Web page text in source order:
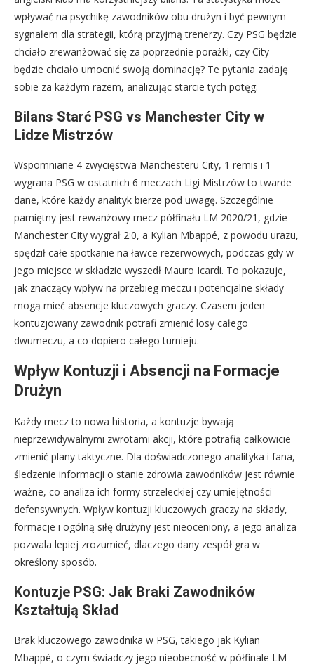
wpływać na psychikę zawodników obu drużyn i być pewnym
sygnałem dla strategii, którą przyjmą trenerzy. Czy PSG będzie
chciało zrewanżować się za poprzednie porażki, czy City
będzie chciało umocnić swoją dominację? Te pytania zadaję
sobie za każdym razem, analizując starcie tych potęg.
Bilans Starć PSG vs Manchester City w
Lidze Mistrzów
Wspomniane 4 zwycięstwa Manchesteru City, 1 remis i 1
wygrana PSG w ostatnich 6 meczach Ligi Mistrzów to twarde
dane, które każdy analityk bierze pod uwagę. Szczególnie
pamiętny jest rewanżowy mecz półfinału LM 2020/21, gdzie
Manchester City wygrał 2:0, a Kylian Mbappé, z powodu urazu,
spędził całe spotkanie na ławce rezerwowych, podczas gdy w
jego miejsce w składzie wyszedł Mauro Icardi. To pokazuje,
jak znaczący wpływ na przebieg meczu i potencjalne składy
mogą mieć absencje kluczowych graczy. Czasem jeden
kontuzjowany zawodnik potrafi zmienić losy całego
dwumeczu, a co dopiero całego turnieju.
Wpływ Kontuzji i Absencji na Formacje
Drużyn
Każdy mecz to nowa historia, a kontuzje bywają
nieprzewidywalnymi zwrotami akcji, które potrafią całkowicie
zmienić plany taktyczne. Dla doświadczonego analityka i fana,
śledzenie informacji o stanie zdrowia zawodników jest równie
ważne, co analiza ich formy strzeleckiej czy umiejętności
defensywnych. Wpływ kontuzji kluczowych graczy na składy,
formacje i ogólną siłę drużyny jest nieoceniony, a jego analiza
pozwala lepiej zrozumieć, dlaczego dany zespół gra w
określony sposób.
Kontuzje PSG: Jak Braki Zawodników
Kształtują Skład
Brak kluczowego zawodnika w PSG, takiego jak Kylian
Mbappé, o czym świadczy jego nieobecność w półfinale LM